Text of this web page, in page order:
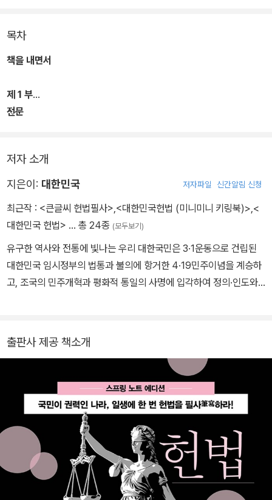
으로써 소중한 권리를 찾을 수 있다. 헌법에 담겨 있는 내용은 국민을
위해 마련된 선물이기 때문이다. 헌법을 따라 써 보며 대한민국 주권
높이고 민주 국가의 주인으로서 당당하게 살아갈 수 있는 지표로 삼
으면 어떨까?
목차
책을 내면서
제 1 부
전문
저자 소개
지은이: 대한민국 저자파일 신간알림 신청
최근작 : <큰글씨 헌법필사>,<대한민국헌법 (미니미니 키링북)>,<
대한민국 헌법> … 총 24종 (모두보기)
유구한 역사와 전통에 빛나는 우리 대한국민은 3·1운동으로 건립된
대한민국 임시정부의 법통과 불의에 항거한 4·19민주이념을 계승하
고, 조국의 민주개혁과 평화적 통일의 사명에 입각하여 정의·인도와
등히 하고, 능력을 최고도로 발휘하게 하며, 자유와 권리에 따르는 책
임과 의무를 완수하게 하여, 안으로는 국민생활의 균등한 향상을 기
하고 밖으로는 항구적인 세계평화와 인류공영에 이바지함으로써 우
리들과 우리들의 자손의 안전과 자유와 행복을 영원히 확보할 것을
다짐하면서 1948년 7월 12일에 제정되고 8차에 걸쳐 개정된 헌법
을 이제 국회의 의결을 거쳐 국민투표에 의하여 개정한다. (전문) [시
행 1988. 2.25] [헌법 제10호, 1987.10.29, 전부개정]
출판사 제공 책소개